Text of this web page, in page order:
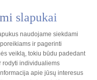
slapukai
naudojame siekdami
ir pagerinti
veiklą, tokiu būdu padedant
rodyti individualiems
apie jūsų interesus